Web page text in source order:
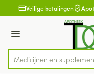
Ga naar de inhoud
1 van 1Veilige betalingen
Menu
Product, merk,
Medicijnen e